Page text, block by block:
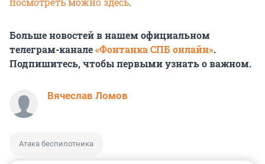
Больше новостей в нашем официальном
телеграм-канале«Фонтанка СПБ онлайн».
Подпишитесь, чтобы первыми узнать о важном.
Вячеслав Ломов
Атака беспилотника